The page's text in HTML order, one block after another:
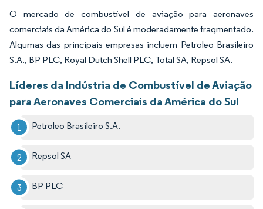
O mercado de combustível de aviação para aeronaves
comerciais da América do Sul é moderadamente fragmentado.
Algumas das principais empresas incluem Petroleo Brasileiro
S.A., BP PLC, Royal Dutch Shell PLC, Total SA, Repsol SA.
Líderes da Indústria de Combustível de Aviação
para Aeronaves Comerciais da América do Sul
Petroleo Brasileiro S.A.
Repsol SA
BP PLC